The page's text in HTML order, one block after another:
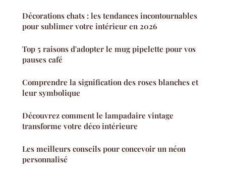
Décorations chats : les tendances incontournables
pour sublimer votre intérieur en 2026
Top 5 raisons d'adopter le mug pipelette pour vos
pauses café
Comprendre la signification des roses blanches et
leur symbolique
Découvrez comment le lampadaire vintage
transforme votre déco intérieure
Les meilleurs conseils pour concevoir un néon
personnalisé